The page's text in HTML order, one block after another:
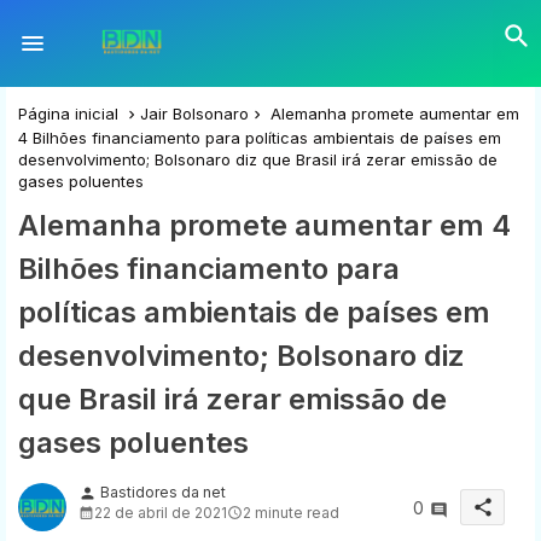
Página inicial Jair Bolsonaro
Alemanha promete aumentar em
4 Bilhões financiamento para políticas ambientais de países em
desenvolvimento; Bolsonaro diz que Brasil irá zerar emissão de
gases poluentes
Alemanha promete aumentar em 4
Bilhões financiamento para
políticas ambientais de países em
desenvolvimento; Bolsonaro diz
que Brasil irá zerar emissão de
gases poluentes
person Bastidores da net
22 de abril de 2021
2 minute read 0 share